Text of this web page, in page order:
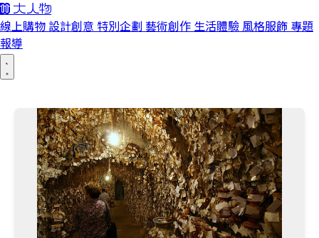
線上購物 設計創意 特別企劃 藝術創作 生活體驗 風格服飾 專題
報導